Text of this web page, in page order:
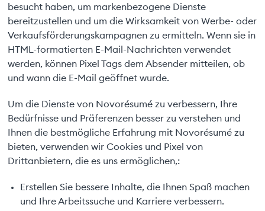
besucht haben, um markenbezogene Dienste
bereitzustellen und um die Wirksamkeit von Werbe- oder
Verkaufsförderungskampagnen zu ermitteln. Wenn sie in
HTML-formatierten E-Mail-Nachrichten verwendet
werden, können Pixel Tags dem Absender mitteilen, ob
und wann die E-Mail geöffnet wurde.
Um die Dienste von Novorésumé zu verbessern, Ihre
Bedürfnisse und Präferenzen besser zu verstehen und
Ihnen die bestmögliche Erfahrung mit Novorésumé zu
bieten, verwenden wir Cookies und Pixel von
Drittanbietern, die es uns ermöglichen,:
Erstellen Sie bessere Inhalte, die Ihnen Spaß machen
und Ihre Arbeitssuche und Karriere verbessern.